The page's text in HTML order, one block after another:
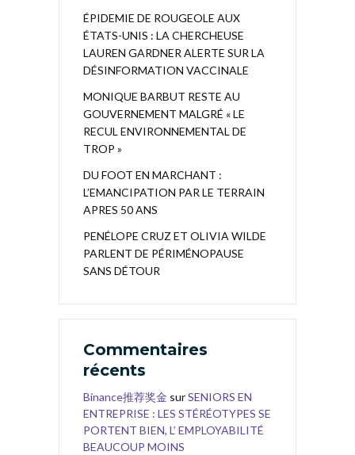
ÉPIDEMIE DE ROUGEOLE AUX
ÉTATS-UNIS : LA CHERCHEUSE
LAUREN GARDNER ALERTE SUR LA
DÉSINFORMATION VACCINALE
MONIQUE BARBUT RESTE AU
GOUVERNEMENT MALGRÉ « LE
RECUL ENVIRONNEMENTAL DE
TROP »
DU FOOT EN MARCHANT :
L’EMANCIPATION PAR LE TERRAIN
APRES 50 ANS
PENÉLOPE CRUZ ET OLIVIA WILDE
PARLENT DE PÉRIMÉNOPAUSE
SANS DÉTOUR
Commentaires
récents
Binance推荐奖金 surSENIORS EN
ENTREPRISE : LES STÉRÉOTYPES SE
PORTENT BIEN, L’ EMPLOYABILITÉ
BEAUCOUP MOINS